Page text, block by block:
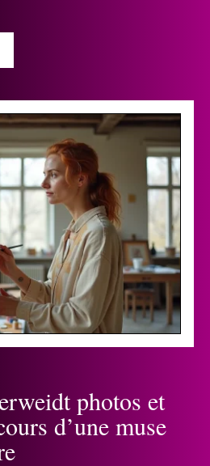
photos et
d’une muse